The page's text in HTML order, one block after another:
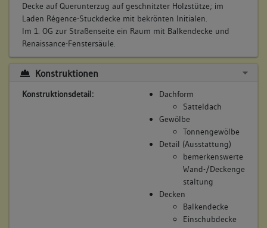
Decke auf Querunterzug auf geschnitzter Holzstütze; im
Laden Régence-Stuckdecke mit bekrönten Initialen.
Im 1. OG zur Straßenseite ein Raum mit Balkendecke und
Renaissance-Fenstersäule.
Konstruktionen
Konstruktionsdetail:
Dachform
Satteldach
Gewölbe
Tonnengewölbe
Detail (Ausstattung)
bemerkenswerte
Wand-/Deckenge
staltung
Decken
Balkendecke
Einschubdecke